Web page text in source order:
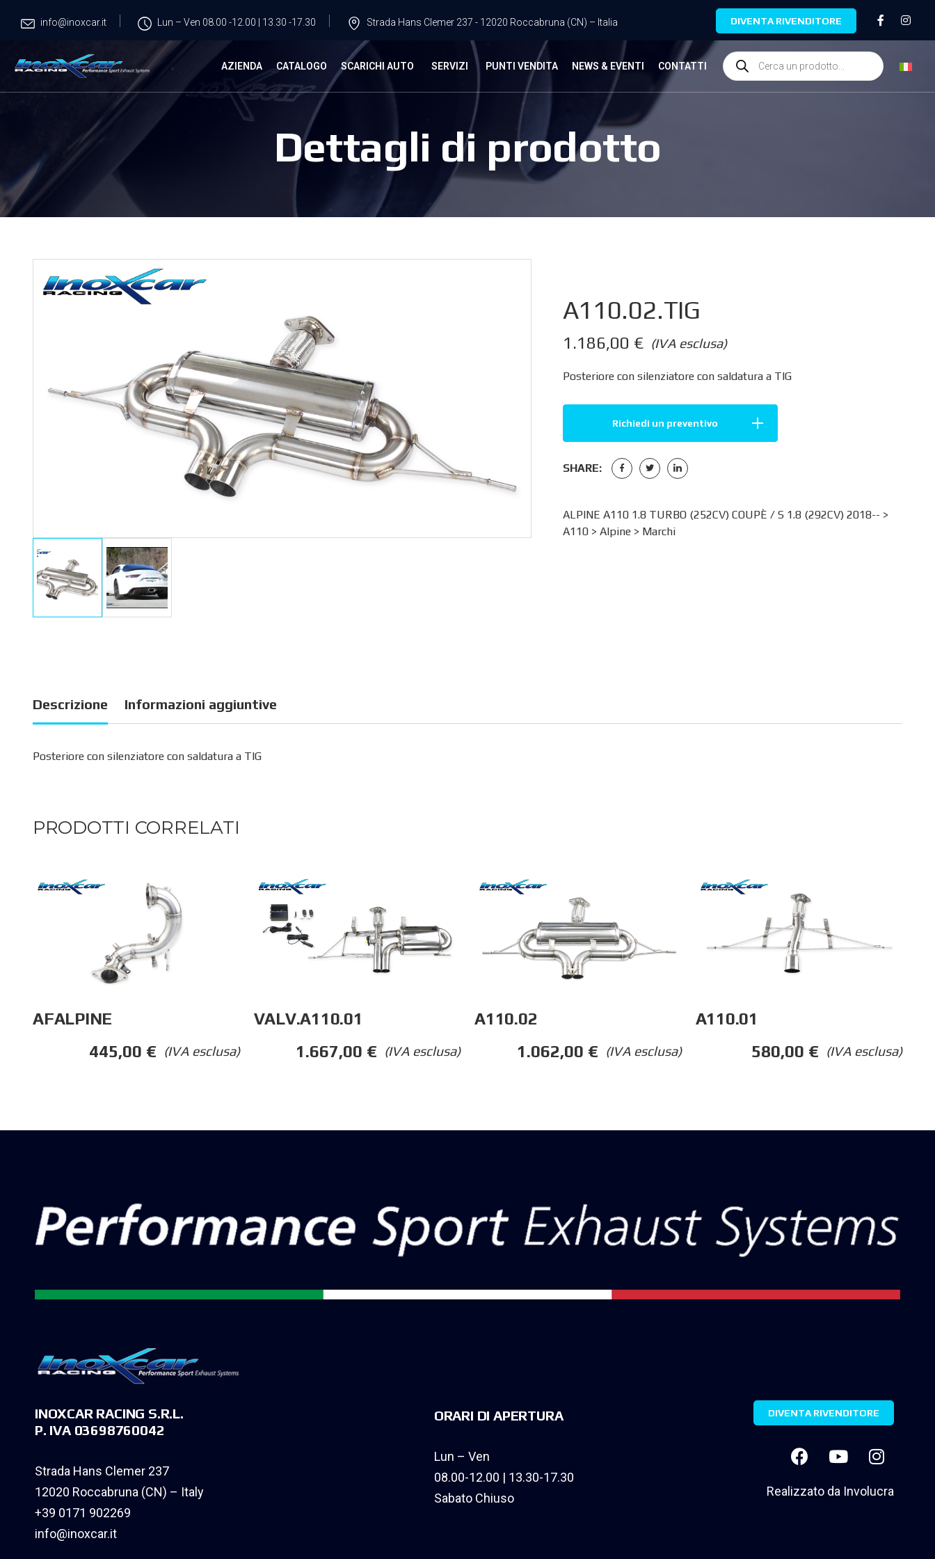
info@inoxcar.it Lun – Ven 08.00 -12.00 | 13.30 -17.30 Strada Hans Clemer 237 - 12020 Roccabruna (CN) – Italia DIVENTA RIVENDITORE
AZIENDA CATALOGO SCARICHI AUTO SERVIZI PUNTI VENDITA NEWS & EVENTI CONTATTI
Dettagli di prodotto
A110.02.TIG
(IVA esclusa)
1.186,00 €
Posteriore con silenziatore con saldatura a TIG
Richiedi un preventivo
SHARE:
ALPINE A110 1.8 TURBO (252CV) COUPÈ / S 1.8 (292CV) 2018-- >
A110> Alpine> Marchi
Descrizione Informazioni aggiuntive
Posteriore con silenziatore con saldatura a TIG
PRODOTTI CORRELATI
AFALPINE
(IVA esclusa)
445,00 €
VALV.A110.01
(IVA esclusa)
1.667,00 €
A110.02
(IVA esclusa)
1.062,00 €
A110.01
(IVA esclusa)
580,00 €
INOXCAR RACING S.R.L.
P. IVA 03698760042
Strada Hans Clemer 237
12020 Roccabruna (CN) – Italy
+39 0171 902269
info@inoxcar.it
ORARI DI APERTURA
Lun – Ven
08.00-12.00 | 13.30-17.30
Sabato Chiuso
DIVENTA RIVENDITORE
Realizzato da Involucra